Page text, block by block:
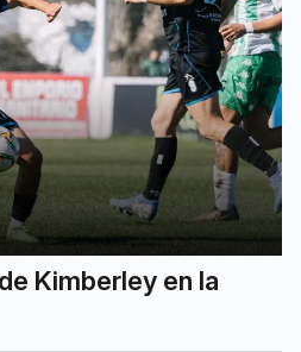
Kimberley en la